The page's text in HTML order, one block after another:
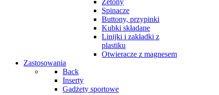
Spinacze
Buttony, przypinki
Kubki składane
Linijki i zakładki z
plastiku
Otwieracze z magnesem
Zastosowania
Back
Inserty
Gadżety sportowe